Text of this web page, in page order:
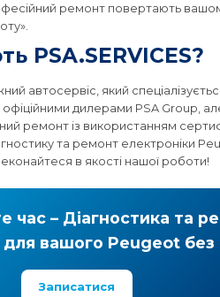
ремонт повертають
PSA.SERVICES?
автосервіс, який
офіційними дилерами PSA Group,
ремонт із використанням
та ремонт електроніки
в якості нашої роботи!
час – Діагностика та
для вашого Peugeot без
Записатися